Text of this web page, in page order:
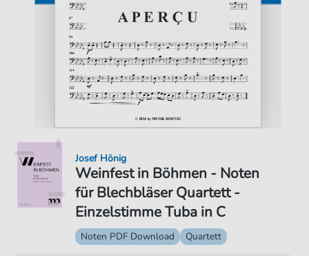
Weinfest in Böhmen - Noten
für Blechbläser Quartett -
Einzelstimme Tuba in C
Josef Hönig
Noten PDF Download Quartett